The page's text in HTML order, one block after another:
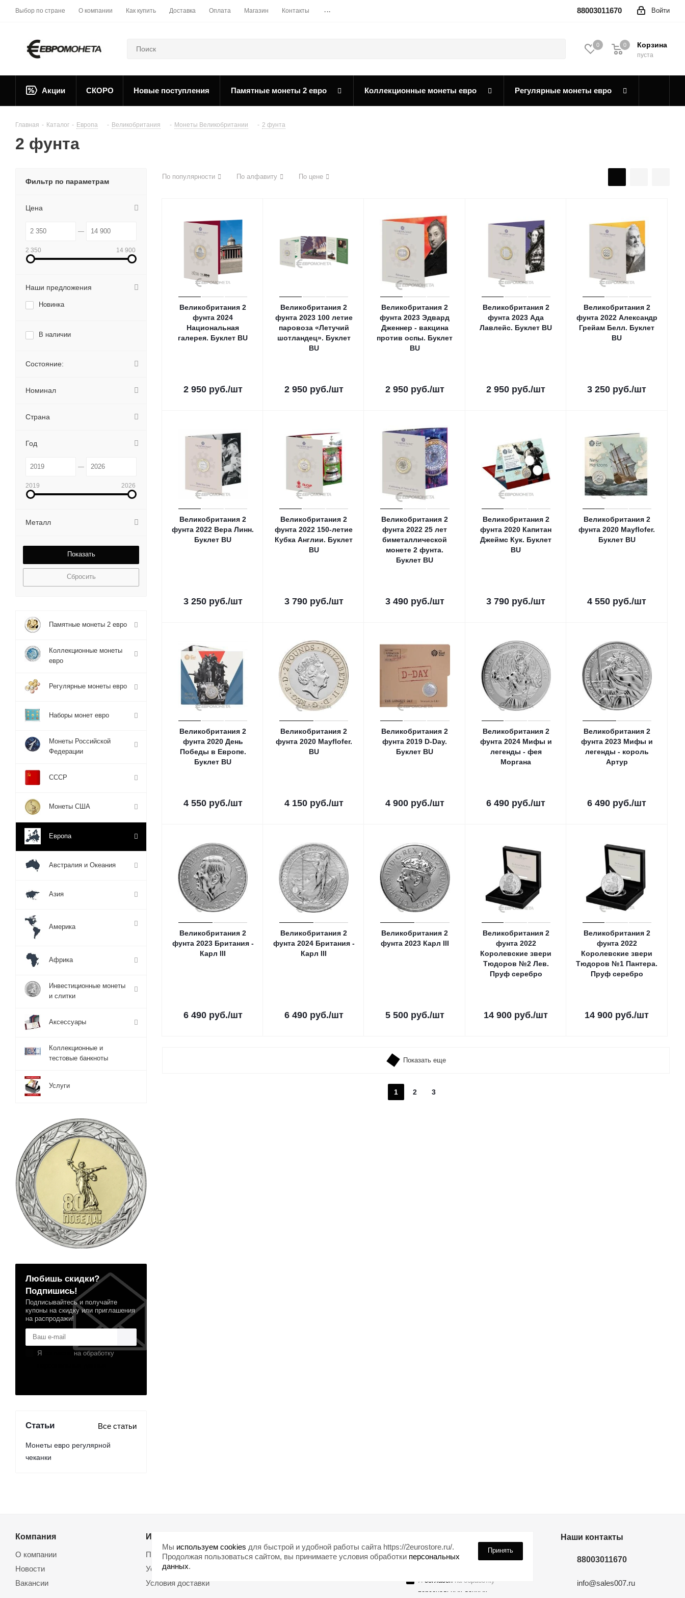
Выбор по стране О компании Как купить Доставка Оплата Магазин Контакты ... Войти
88003011670
0 Корзина
0
пуста
0
Акции СКОРО Новые поступления Памятные монеты 2 евро Коллекционные монеты евро Регулярные монеты евро
Главная - Каталог - Европа - Великобритания - Монеты Великобритании - 2 фунта
2 фунта
По популярности По алфавиту По цене
Великобритания 2
фунта 2024
Национальная
галерея. Буклет ВU
2 950руб./шт
Великобритания 2
фунта 2023 100 летие
паровоза «Летучий
шотландец». Буклет
ВU
2 950руб./шт
Великобритания 2
фунта 2023 Эдвард
Дженнер - вакцина
против оспы. Буклет
ВU
2 950руб./шт
Великобритания 2
фунта 2023 Ада
Лавлейс. Буклет ВU
2 950 руб./шт
Великобритания 2
фунта 2022 Александр
Грейам Белл. Буклет
ВU
3 250 руб./шт
Великобритания 2
фунта 2022 Вера Линн.
Буклет ВU
3 250руб./шт
Великобритания 2
фунта 2022 150-летие
Кубка Англии. Буклет
ВU
3 790руб./шт
Великобритания 2
фунта 2022 25 лет
биметаллической
монете 2 фунта.
Буклет ВU
3 490руб./шт
Великобритания 2
фунта 2020 Капитан
Джеймс Кук. Буклет
ВU
3 790 руб./шт
Великобритания 2
фунта 2020 Mayflofer.
Буклет ВU
4 550 руб./шт
Великобритания 2
фунта 2020 День
Победы в Европе.
Буклет ВU
4 550руб./шт
Великобритания 2
фунта 2020 Mayflofer.
ВU
4 150руб./шт
Великобритания 2
фунта 2019 D-Day.
Буклет ВU
4 900руб./шт
Великобритания 2
фунтa 2024 Мифы и
легенды - фея
Моргана
6 490 руб./шт
Великобритания 2
фунтa 2023 Мифы и
легенды - король
Артур
6 490 руб./шт
Великобритания 2
фунтa 2023 Британия -
Карл III
6 490руб./шт
Великобритания 2
фунтa 2024 Британия -
Карл III
6 490руб./шт
Великобритания 2
фунтa 2023 Карл III
5 500руб./шт
Великобритания 2
фунтa 2022
Королевские звери
Тюдоров №2 Лев.
Пруф серебро
14 900 руб./шт
Великобритания 2
фунтa 2022
Королевские звери
Тюдоров №1 Пантера.
Пруф серебро
14 900 руб./шт
Показать еще
1 2 3
Фильтр по параметрам
Цена
2 350 14 900
Наши предложения
Новинка
В наличии
Состояние:
Номинал
Страна
Год
2019 2026
Металл
Сбросить
Памятные монеты 2 евро
Коллекционные монеты
евро
Регулярные монеты евро
Наборы монет евро
Монеты Российской
Федерации
СССР
Монеты США
Европа
Австралия и Океания
Азия
Америка
Африка
Инвестиционные монеты
и слитки
Аксессуары
Коллекционные и
тестовые банкноты
Услуги
Любишь скидки?
Подпишись!
Подписывайтесь и получайте
купоны на скидку или приглашения
на распродажи!
Я
на обработку
Статьи Все статьи
Монеты евро регулярной
чеканки
Компания
О компании
Новости
Вакансии
Информация
Помощь
Условия оплаты
Условия доставки
Блог
Я согласенна обработку
персональных данных
Наши контакты
88003011670
info@sales007.ru
Мы используем cookies для быстрой и удобной работы сайта https://2eurostore.ru/.
Продолжая пользоваться сайтом, вы принимаете условия обработки персональных
данных.
Принять